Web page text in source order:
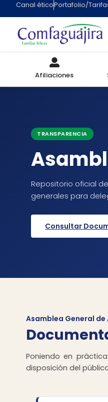
contenido
Canal éticoPortafolio/
Afiliaciones
TRANSPARENCIA
Repositorio oficial
generales para
Consultar
Asamblea General
Poniendo en
disposición del